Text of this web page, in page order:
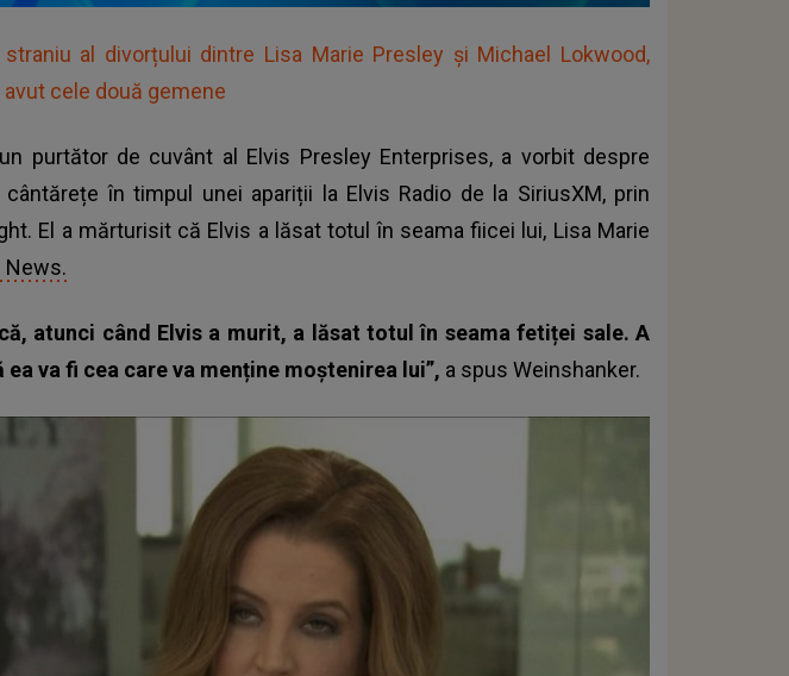
al divorțului dintre Lisa Marie Presley și Michael Lokwood,
cele două gemene
purtător de cuvânt al Elvis Presley Enterprises, a vorbit despre
în timpul unei apariții la Elvis Radio de la SiriusXM, prin
El a mărturisit că Elvis a lăsat totul în seama fiicei lui, Lisa Marie
News.
atunci când Elvis a murit, a lăsat totul în seama fetiței sale. A
va fi cea care va menține moștenirea lui”, a spus Weinshanker.